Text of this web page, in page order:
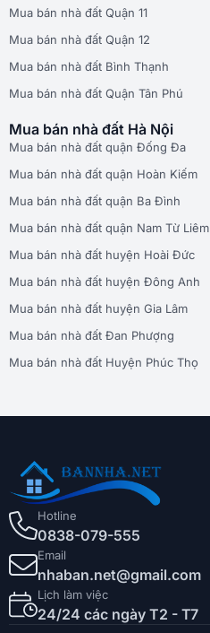
Mua bán nhà đất Quận 11
Mua bán nhà đất Quận 12
Mua bán nhà đất Bình Thạnh
Mua bán nhà đất Quận Tân Phú
Mua bán nhà đất Hà Nội
Mua bán nhà đất quận Đống Đa
Mua bán nhà đất quận Hoàn Kiếm
Mua bán nhà đất quận Ba Đình
Mua bán nhà đất quận Nam Từ Liêm
Mua bán nhà đất huyện Hoài Đức
Mua bán nhà đất huyện Đông Anh
Mua bán nhà đất huyện Gia Lâm
Mua bán nhà đất Đan Phượng
Mua bán nhà đất Huyện Phúc Thọ
Hotline
0838-079-555
Email
nhaban.net@gmail.com
Lịch làm việc
24/24 các ngày T2 - T7